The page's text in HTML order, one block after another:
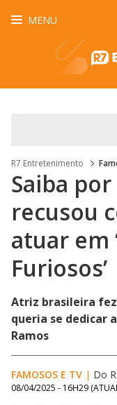
MENU
R7 Entretenimento
Saiba
recusou
atuar em
Furiosos’
Atriz brasileira
queria se dedicar
Ramos
FAMOSOS E TV | Do
08/04/2025 - 16H29